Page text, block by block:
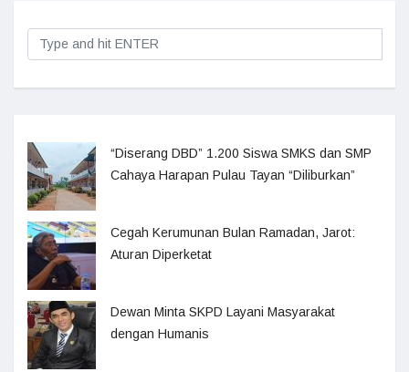
“Diserang DBD” 1.200 Siswa SMKS dan SMP
Cahaya Harapan Pulau Tayan “Diliburkan”
Cegah Kerumunan Bulan Ramadan, Jarot:
Aturan Diperketat
Dewan Minta SKPD Layani Masyarakat
dengan Humanis